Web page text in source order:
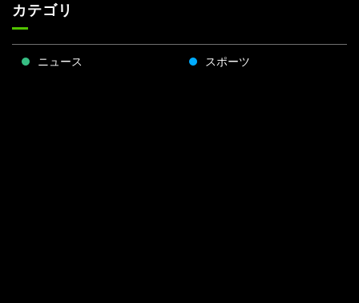
カテゴリ
ニュース スポーツ